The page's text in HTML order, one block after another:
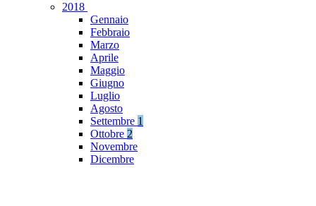
2018
Gennaio
Febbraio
Marzo
Aprile
Maggio
Giugno
Luglio
Agosto
Settembre 1
Ottobre 2
Novembre
Dicembre